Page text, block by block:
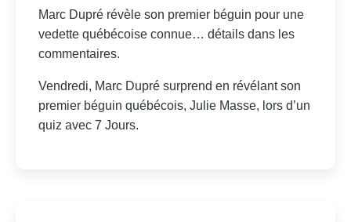
Marc Dupré révèle son premier béguin pour une
vedette québécoise connue… détails dans les
commentaires.
Vendredi, Marc Dupré surprend en révélant son
premier béguin québécois, Julie Masse, lors d’un
quiz avec 7 Jours.